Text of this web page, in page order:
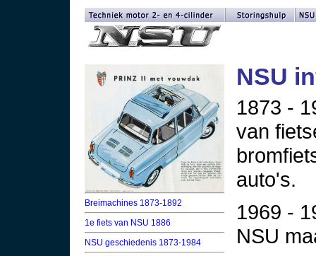
Breimachines 1873-1892
1e fiets van NSU 1886
NSU geschiedenis 1873-1984
NSU
1873 -
van
auto's.
1969 -
NSU